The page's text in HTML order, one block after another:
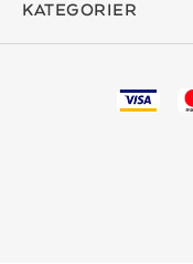
KATEGORIER